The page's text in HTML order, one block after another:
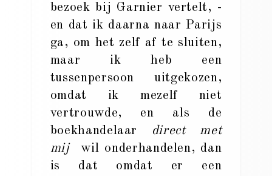
bezoek bij Garnier vertelt, -
en dat ik daarna naar Parijs
ga, om het zelf af te sluiten,
maar ik heb een
tussenpersoon uitgekozen,
omdat ik mezelf niet
vertrouwde, en als de
boekhandelaar
direct met
mij
wil onderhandelen, dan
is dat omdat er een